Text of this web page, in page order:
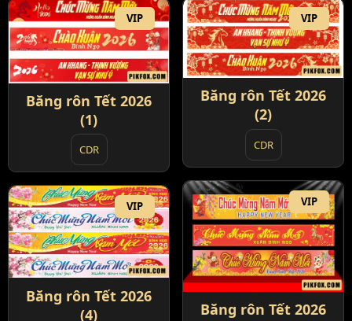
VIP
Băng rôn Tết 2026
(1)
CDR
VIP
Băng rôn Tết 2026
(2)
CDR
VIP
Băng rôn Tết 2026
VIP
Băng rôn Tết 2026
(4)